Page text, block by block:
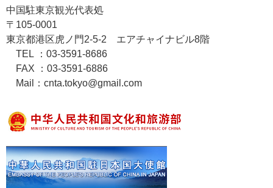
中国駐東京観光代表処
〒105-0001
東京都港区虎ノ門2-5-2 エアチャイナビル8階
TEL ：03-3591-8686
FAX ：03-3591-6886
Mail：cnta.tokyo@gmail.com